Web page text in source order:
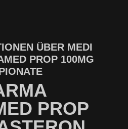
ÜBER MEDI
PROP 100MG
PROP